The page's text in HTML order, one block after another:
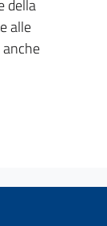
della
alle